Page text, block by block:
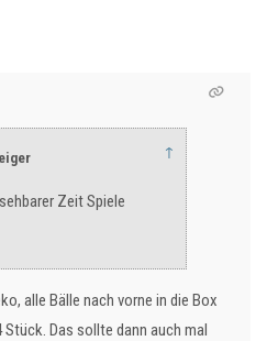
↑
Zeit Spiele
alle Bälle nach vorne in die Box
Das sollte dann auch mal